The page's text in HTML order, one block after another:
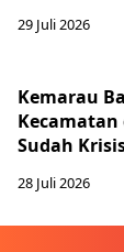
29 Juli 2026
Kemarau
Kecamatan
Sudah
28 Juli 2026